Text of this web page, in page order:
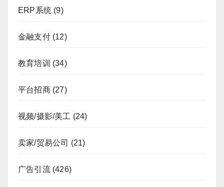
ERP系统 (9)
金融支付(12)
教育培训 (34)
平台招商(27)
视频/摄影/美工 (24)
卖家/贸易公司 (21)
广告引流(426)